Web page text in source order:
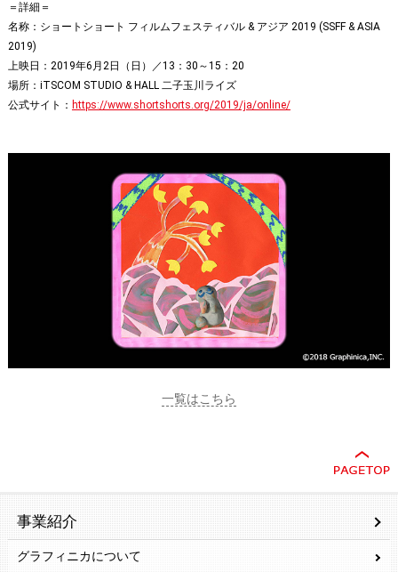
＝詳細＝
名称：ショートショート フィルムフェスティバル & アジア 2019 (SSFF & ASIA
2019)
上映日：2019年6月2日（日）／13：30～15：20
場所：iTSCOM STUDIO & HALL 二子玉川ライズ
公式サイト： https://www.shortshorts.org/2019/ja/online/
一覧はこちら
事業紹介
グラフィニカについて